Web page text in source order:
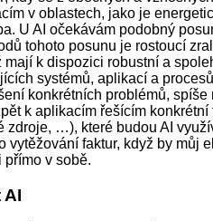
v oblastech, jako je
U AI očekávám podobný
tohoto posunu je rostoucí
k dispozici robustní a
systémů, aplikací a
konkrétních problémů, spíše
k aplikacím řešícím konkrétní
zdroje, …), které budou AI
vytěžování faktur, když by můj
přímo v sobě.